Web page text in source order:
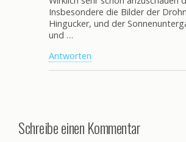
Insbesondere die Bilder der
Hingucker, und der
und …
Antworten
Schreibe einen Kommentar